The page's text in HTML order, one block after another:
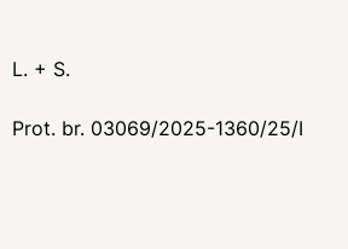
L. + S.
Prot. br. 03069/2025-1360/25/I